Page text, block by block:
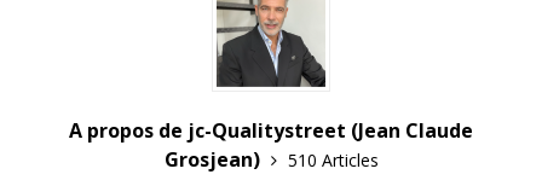
A propos de jc-Qualitystreet (Jean Claude
Grosjean)
510 Articles